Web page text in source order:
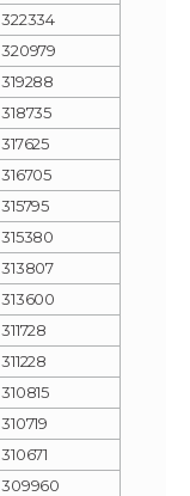
322334
320979
319288
318735
317625
316705
315795
315380
313807
313600
311728
311228
310815
310719
310671
309960